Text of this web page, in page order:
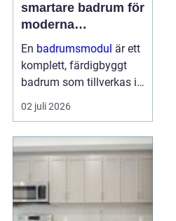
smartare badrum för
moderna
byggprojekt
En badrumsmodul är ett
komplett, färdigbyggt
badrum som tillverkas i
fabrik och levereras till
byggarbetsplatsen som
innehåller alla ytskikt,
inredning och l...
02 juli 2026